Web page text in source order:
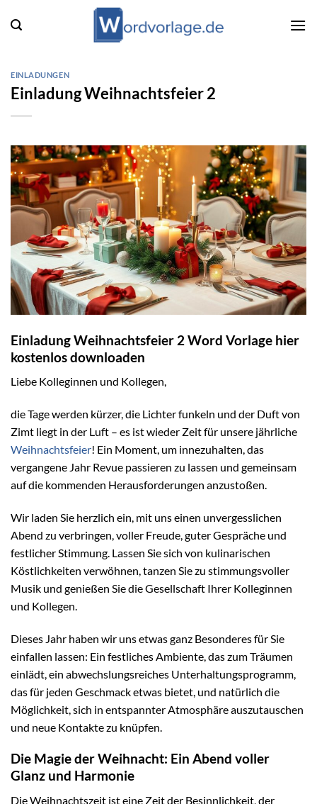
Inhalt
EINLADUNGEN
Einladung Weihnachtsfeier 2
Einladung Weihnachtsfeier 2 Word Vorlage hier
kostenlos downloaden
Liebe Kolleginnen und Kollegen,
die Tage werden kürzer, die Lichter funkeln und der Duft von
Zimt liegt in der Luft – es ist wieder Zeit für unsere jährliche
Weihnachtsfeier! Ein Moment, um innezuhalten, das
vergangene Jahr Revue passieren zu lassen und gemeinsam
auf die kommenden Herausforderungen anzustoßen.
Wir laden Sie herzlich ein, mit uns einen unvergesslichen
Abend zu verbringen, voller Freude, guter Gespräche und
festlicher Stimmung. Lassen Sie sich von kulinarischen
Köstlichkeiten verwöhnen, tanzen Sie zu stimmungsvoller
Musik und genießen Sie die Gesellschaft Ihrer Kolleginnen
und Kollegen.
Dieses Jahr haben wir uns etwas ganz Besonderes für Sie
einfallen lassen: Ein festliches Ambiente, das zum Träumen
einlädt, ein abwechslungsreiches Unterhaltungsprogramm,
das für jeden Geschmack etwas bietet, und natürlich die
Möglichkeit, sich in entspannter Atmosphäre auszutauschen
und neue Kontakte zu knüpfen.
Die Magie der Weihnacht: Ein Abend voller
Glanz und Harmonie
Die Weihnachtszeit ist eine Zeit der Besinnlichkeit, der